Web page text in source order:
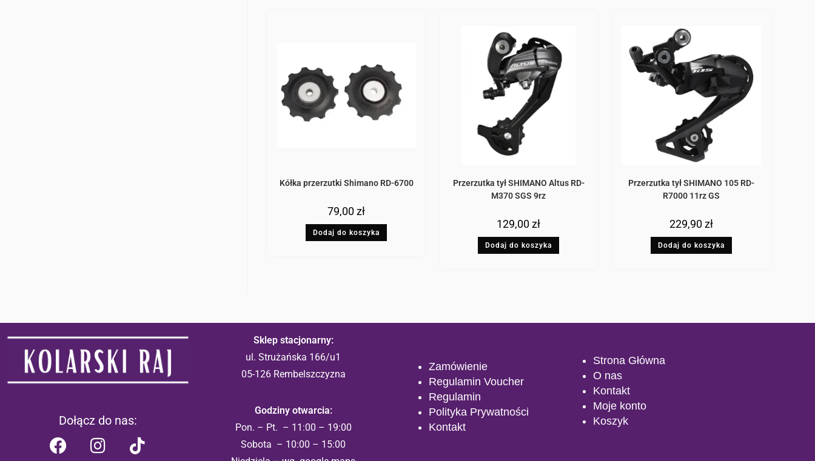
Kółka przerzutki Shimano RD-6700
79,00zł
Dodaj do koszyka
Przerzutka tył SHIMANO Altus RD-
M370 SGS 9rz
129,00zł
Dodaj do koszyka
Przerzutka tył SHIMANO 105 RD-
R7000 11rz GS
229,90zł
Dodaj do koszyka
Dołącz do nas:
Sklep stacjonarny:
ul. Strużańska 166/u1
05-126 Rembelszczyzna
Godziny otwarcia:
Pon. – Pt. – 11:00 – 19:00
Sobota – 10:00 – 15:00
Zamówienie
Regulamin Voucher
Regulamin
Polityka Prywatności
Kontakt
Strona Główna
O nas
Kontakt
Moje konto
Koszyk